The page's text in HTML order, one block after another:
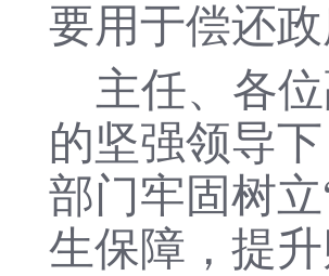
要用于偿还
主任、各
的坚强领导
部门牢固树
生保障，提